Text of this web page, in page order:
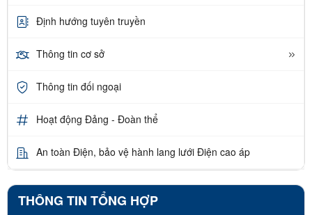
Định hướng tuyên truyền
Thông tin cơ sở
Thông tin đối ngoại
Hoạt động Đảng - Đoàn thể
An toàn Điện, bảo vệ hành lang lưới Điện cao áp
THÔNG TIN TỔNG HỢP